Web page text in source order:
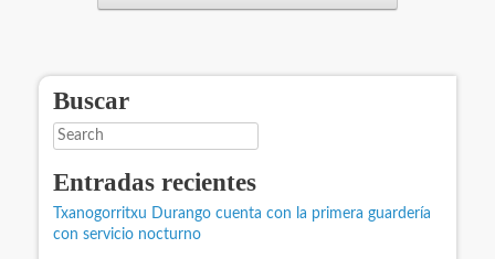
Buscar
Search
Entradas recientes
Txanogorritxu Durango cuenta con la primera guardería
con servicio nocturno